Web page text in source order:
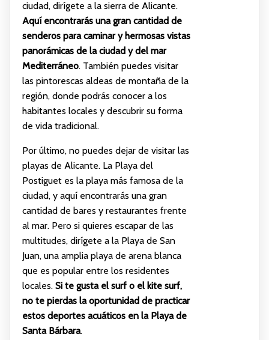
ciudad, dirígete a la sierra de Alicante.
Aquí encontrarás una gran cantidad de
senderos para caminar y hermosas vistas
panorámicas de la ciudad y del mar
Mediterráneo. También puedes visitar
las pintorescas aldeas de montaña de la
región, donde podrás conocer a los
habitantes locales y descubrir su forma
de vida tradicional.
Por último, no puedes dejar de visitar las
playas de Alicante. La Playa del
Postiguet es la playa más famosa de la
ciudad, y aquí encontrarás una gran
cantidad de bares y restaurantes frente
al mar. Pero si quieres escapar de las
multitudes, dirígete a la Playa de San
Juan, una amplia playa de arena blanca
que es popular entre los residentes
locales. Si te gusta el surf o el kite surf,
no te pierdas la oportunidad de practicar
estos deportes acuáticos en la Playa de
Santa Bárbara.